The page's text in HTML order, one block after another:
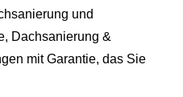
und
Dachsanierung &
mit Garantie, das Sie